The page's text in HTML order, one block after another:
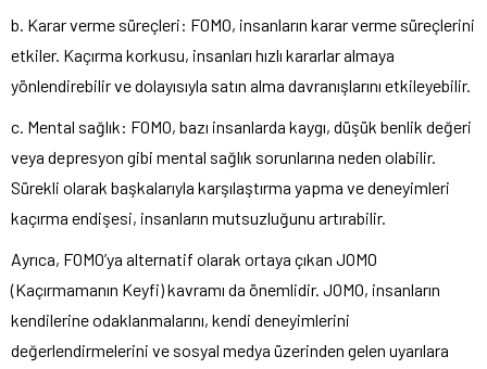
b. Karar verme süreçleri: FOMO, insanların karar verme süreçlerini
etkiler. Kaçırma korkusu, insanları hızlı kararlar almaya
yönlendirebilir ve dolayısıyla satın alma davranışlarını etkileyebilir.
c. Mental sağlık: FOMO, bazı insanlarda kaygı, düşük benlik değeri
veya depresyon gibi mental sağlık sorunlarına neden olabilir.
Sürekli olarak başkalarıyla karşılaştırma yapma ve deneyimleri
kaçırma endişesi, insanların mutsuzluğunu artırabilir.
Ayrıca, FOMO’ya alternatif olarak ortaya çıkan JOMO
(Kaçırmamanın Keyfi) kavramı da önemlidir. JOMO, insanların
kendilerine odaklanmalarını, kendi deneyimlerini
değerlendirmelerini ve sosyal medya üzerinden gelen uyarılara